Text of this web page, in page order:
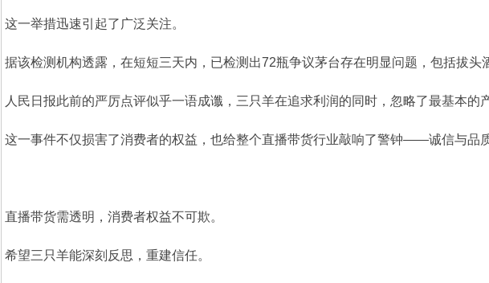
爱
人
这一举措迅速引起了广泛关注。
据该检测机构透露，在短短三天内，已检测出72瓶争议茅台存在明显问题，包括拔
人民日报此前的严厉点评似乎一语成谶，三只羊在追求利润的同时，忽略了最基本的
这一事件不仅损害了消费者的权益，也给整个直播带货行业敲响了警钟——诚信与品
直播带货需透明，消费者权益不可欺。
希望三只羊能深刻反思，重建信任。